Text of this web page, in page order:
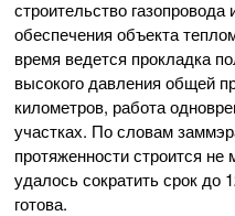
строительство газопровода
обеспечения объекта
время ведется прокладка
высокого давления общей
километров, работа
участках. По словам
протяженности строится
удалось сократить срок до
готова.